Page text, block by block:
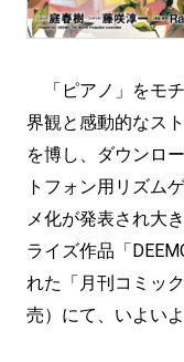
「ピアノ」をモ
界観と感動的なス
を博し、ダウンロ
トフォン用リズム
メ化が発表され大
ライズ作品「
れた「月刊コミッ
売）にて、いよい